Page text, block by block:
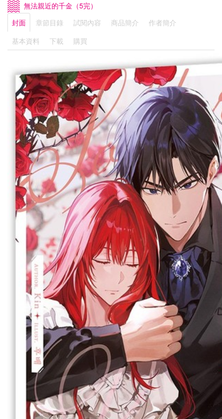
無法親近的千金（5完）
封面
章節目錄 試閱內容 商品簡介
作者簡介
基本資料
下載 購買